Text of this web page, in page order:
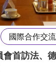
國際合作交流
會首訪法、